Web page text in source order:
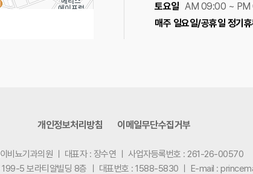
토요일 AM 09:00 ~
매주 일요일/공휴일 정기
개인정보처리방침 이메일무단수집거부
비뇨기과의원 대표자 : 장수연
사업자등록번호 : 261-26-00570
199-5 보라티알빌딩 8층
대표번호 : 1588-5830 E-mail :